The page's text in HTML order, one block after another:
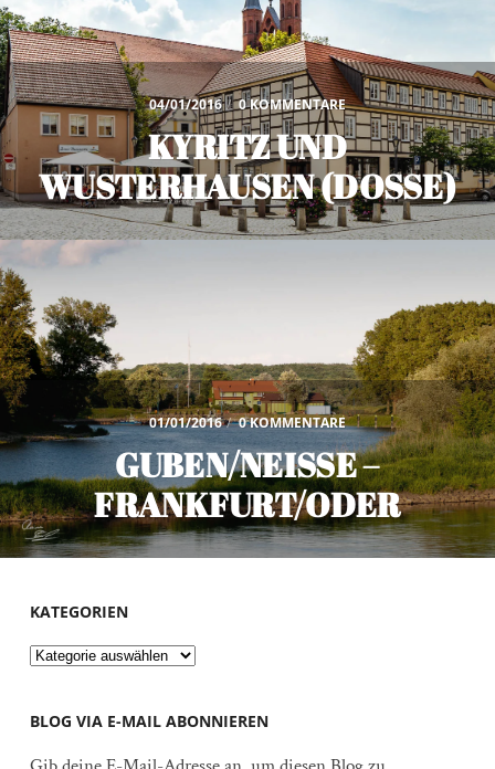
04/01/2016 / 0 KOMMENTARE
KYRITZ UND
WUSTERHAUSEN (DOSSE)
01/01/2016 / 0 KOMMENTARE
GUBEN/NEISSE –
FRANKFURT/ODER
KATEGORIEN
Kategorien
BLOG VIA E-MAIL ABONNIEREN